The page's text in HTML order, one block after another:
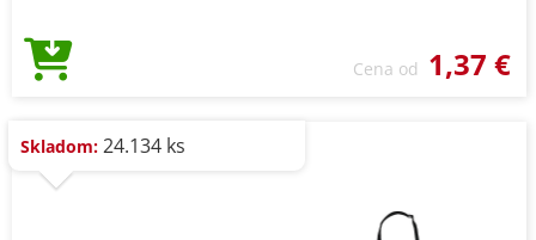
Cena od 1,37 €
Skladom: 24.134 ks